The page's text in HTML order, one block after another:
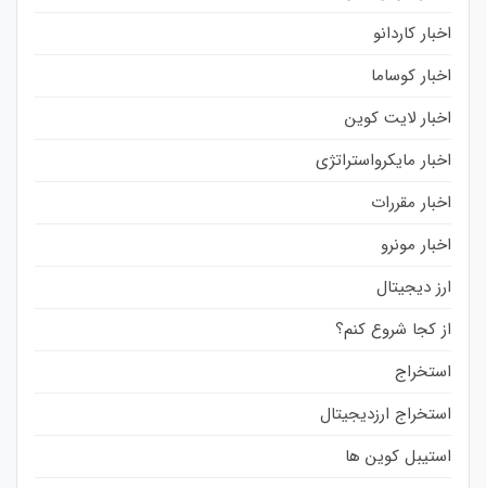
اخبار کاردانو
اخبار کوساما
اخبار لایت کوین
اخبار مایکرواستراتژی
اخبار مقررات
اخبار مونرو
ارز دیجیتال
از کجا شروع کنم؟
استخراج
استخراج ارزدیجیتال
استیبل کوین ها